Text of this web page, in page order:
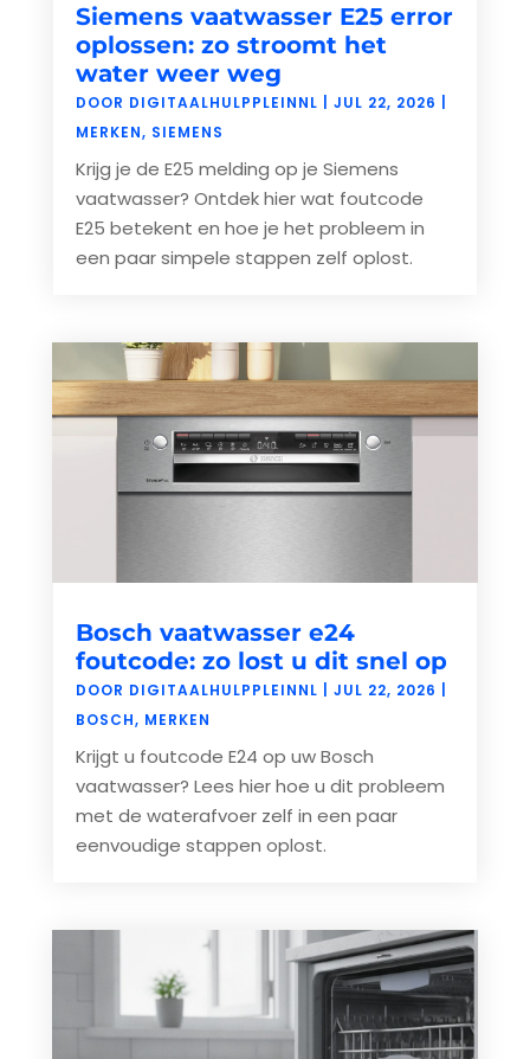
Siemens vaatwasser E25 error
oplossen: zo stroomt het
water weer weg
DOOR DIGITAALHULPPLEINNL JUL 22, 2026
MERKEN, SIEMENS
Krijg je de E25 melding op je Siemens
vaatwasser? Ontdek hier wat foutcode
E25 betekent en hoe je het probleem in
een paar simpele stappen zelf oplost.
Bosch vaatwasser e24
foutcode: zo lost u dit snel op
DOOR DIGITAALHULPPLEINNL JUL 22, 2026
BOSCH, MERKEN
Krijgt u foutcode E24 op uw Bosch
vaatwasser? Lees hier hoe u dit probleem
met de waterafvoer zelf in een paar
eenvoudige stappen oplost.